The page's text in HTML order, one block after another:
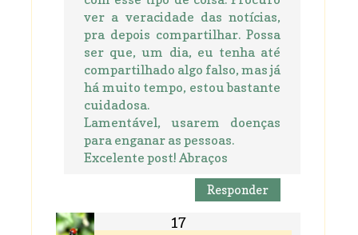
ver a veracidade das notícias,
pra depois compartilhar. Possa
ser que, um dia, eu tenha até
compartilhado algo falso, mas já
há muito tempo, estou bastante
cuidadosa.
Lamentável, usarem doenças
para enganar as pessoas.
Excelente post! Abraços
Responder